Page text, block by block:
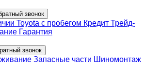
звонок
Toyota с пробегом Кредит Трейд-
Гарантия
звонок
Запасные части Шиномонтаж